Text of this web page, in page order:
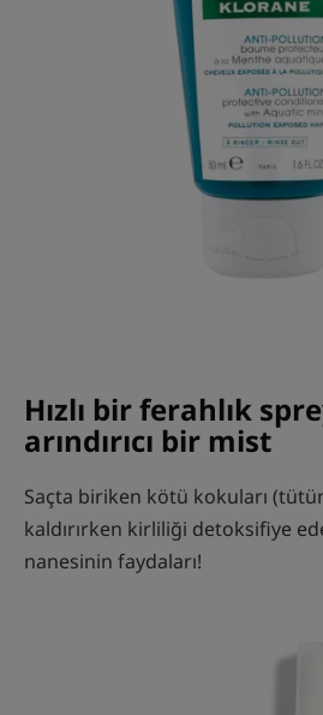
Hızlı bir ferahlık
arındırıcı bir mist
Saçta biriken kötü kokuları
kaldırırken kirliliği detoksifiye
nanesinin faydaları!